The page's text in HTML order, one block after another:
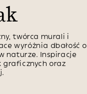
twórca murali i
wyróżnia dbałość o
naturze. Inspiracje
graficznych oraz